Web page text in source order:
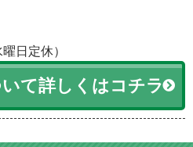
日定休）
て詳しくはコチラ